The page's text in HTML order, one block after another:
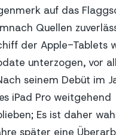
auf das
Quellen
der Apple-Tablets
unterzogen, vor
seinem Debüt im
iPad Pro weitgehend
Es ist daher
später eine